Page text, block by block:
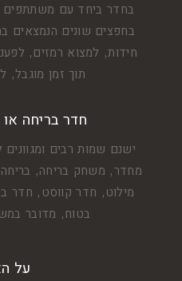
בחדר ביחד עם משתתפים
בחפצים שונים הנמצאים
חידות, למצוא רמזים,
תוך זמן מוגבל, לרוב
חדר בריחה
ישנם שמות רבים
מחדר, משחק בריחה,
מילוט, חדר קווסט, חדר
בטוח, מדובר
על